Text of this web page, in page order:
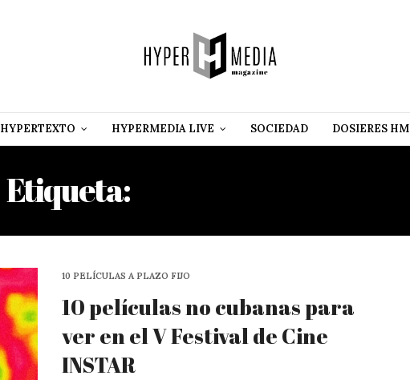
HYPERTEXTO HYPERMEDIA LIVE SOCIEDAD DOSIERES HM
Etiqueta:
10 PELÍCULAS A PLAZO FIJO
10 películas no cubanas para
ver en el V Festival de Cine
INSTAR